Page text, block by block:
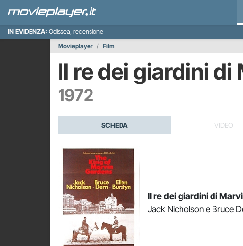
IN EVIDENZA: Odissea, recensione
Movieplayer
Film
Il re dei giardini di
1972
SCHEDA VIDEO
Il re dei giardini di
Jack Nicholson e Bruce